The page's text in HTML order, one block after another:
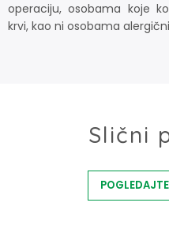
operaciju, osobama koje
krvi, kao ni osobama
Slični